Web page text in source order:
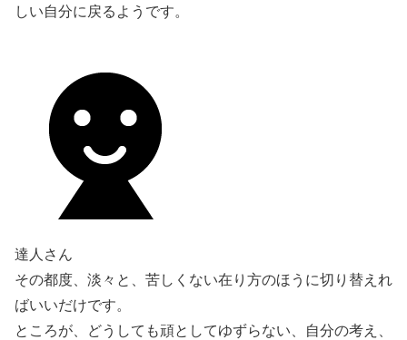
しい自分に戻るようです。
達人さん
その都度、淡々と、苦しくない在り方のほうに切り替えれ
ばいいだけです。
ところが、どうしても頑としてゆずらない、自分の考え、